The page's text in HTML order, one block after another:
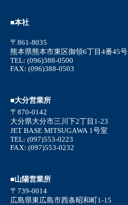
■本社
〒861-8035
熊本県熊本市東区御領6丁目4番45号
TEL: (096)388-0500
FAX: (096)388-0503
■大分営業所
〒870-0142
大分県大分市三川下2丁目1-23
JET BASE MITSUGAWA 1号室
TEL: (097)553-0223
FAX: (097)553-0232
■山陽営業所
〒739-0014
広島県東広島市西条昭和町1-15